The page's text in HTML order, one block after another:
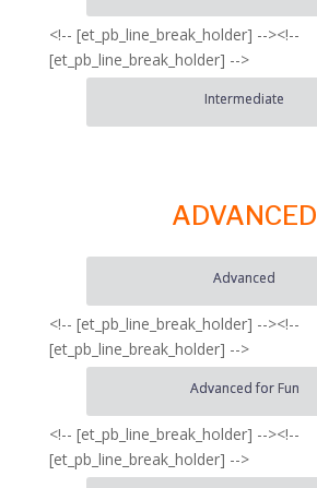
<!-- [et_pb_line_break_holder] --><!--
[et_pb_line_break_holder] -->
Intermediate
ADVANCED
Advanced
<!-- [et_pb_line_break_holder] --><!--
[et_pb_line_break_holder] -->
Advanced for Fun
<!-- [et_pb_line_break_holder] --><!--
[et_pb_line_break_holder] -->